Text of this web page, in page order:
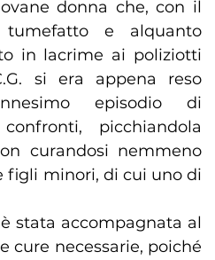
donna che, con il
tumefatto e alquanto
in lacrime ai poliziotti
si era appena reso
episodio di
picchiandola
curandosi nemmeno
figli minori, di cui uno di
stata accompagnata al
cure necessarie, poiché